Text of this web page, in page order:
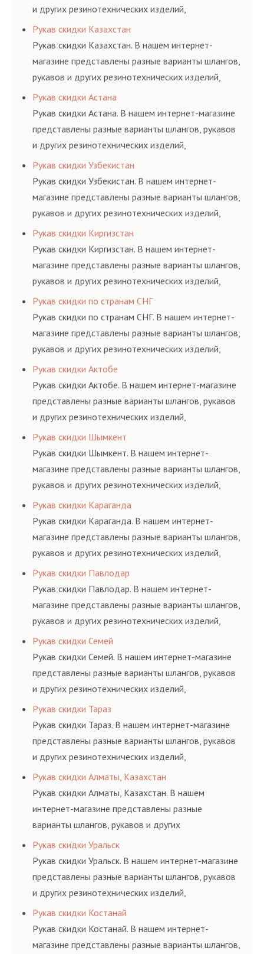
комплексного
давления. Ремонт
и других резинотехнических изделий,
соответствующих ГОСТам, техническим условиям
и нормативам.
Рукав скидки Казахстан
Рукав скидки Казахстан. В нашем интернет-
магазине представлены разные варианты шлангов,
рукавов и других резинотехнических изделий,
соответствующих ГОСТам, техническим условиям
и нормативам.
Рукав скидки Астана
Рукав скидки Астана. В нашем интернет-магазине
представлены разные варианты шлангов, рукавов
и других резинотехнических изделий,
соответствующих ГОСТам, техническим условиям
и нормативам.
Рукав скидки Узбекистан
Рукав скидки Узбекистан. В нашем интернет-
магазине представлены разные варианты шлангов,
рукавов и других резинотехнических изделий,
соответствующих ГОСТам, техническим условиям
и нормативам.
Рукав скидки Киргизстан
Рукав скидки Киргизстан. В нашем интернет-
магазине представлены разные варианты шлангов,
рукавов и других резинотехнических изделий,
соответствующих ГОСТам, техническим условиям
и нормативам.
Рукав скидки по странам СНГ
Рукав скидки по странам СНГ. В нашем интернет-
магазине представлены разные варианты шлангов,
рукавов и других резинотехнических изделий,
соответствующих ГОСТам, техническим условиям
и нормативам.
Рукав скидки Актобе
Рукав скидки Актобе. В нашем интернет-магазине
представлены разные варианты шлангов, рукавов
и других резинотехнических изделий,
соответствующих ГОСТам, техническим условиям
и нормативам.
Рукав скидки Шымкент
Рукав скидки Шымкент. В нашем интернет-
магазине представлены разные варианты шлангов,
рукавов и других резинотехнических изделий,
соответствующих ГОСТам, техническим условиям
и нормативам.
Рукав скидки Караганда
Рукав скидки Караганда. В нашем интернет-
магазине представлены разные варианты шлангов,
рукавов и других резинотехнических изделий,
соответствующих ГОСТам, техническим условиям
и нормативам.
Рукав скидки Павлодар
Рукав скидки Павлодар. В нашем интернет-
магазине представлены разные варианты шлангов,
рукавов и других резинотехнических изделий,
соответствующих ГОСТам, техническим условиям
и нормативам.
Рукав скидки Семей
Рукав скидки Семей. В нашем интернет-магазине
представлены разные варианты шлангов, рукавов
и других резинотехнических изделий,
соответствующих ГОСТам, техническим условиям
и нормативам.
Рукав скидки Тараз
Рукав скидки Тараз. В нашем интернет-магазине
представлены разные варианты шлангов, рукавов
и других резинотехнических изделий,
соответствующих ГОСТам, техническим условиям
и нормативам.
Рукав скидки Алматы, Казахстан
Рукав скидки Алматы, Казахстан. В нашем
интернет-магазине представлены разные
варианты шлангов, рукавов и других
резинотехнических изделий, соответствующих
ГОСТам, техническим условиям и нормативам.
Рукав скидки Уральск
Рукав скидки Уральск. В нашем интернет-магазине
представлены разные варианты шлангов, рукавов
и других резинотехнических изделий,
соответствующих ГОСТам, техническим условиям
и нормативам.
Рукав скидки Костанай
Рукав скидки Костанай. В нашем интернет-
магазине представлены разные варианты шлангов,